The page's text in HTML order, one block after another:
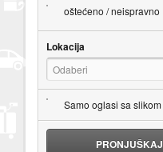
oštećeno / neispravno
Lokacija
Odaberi
Samo oglasi sa slikom
PRONJUŠKAJ